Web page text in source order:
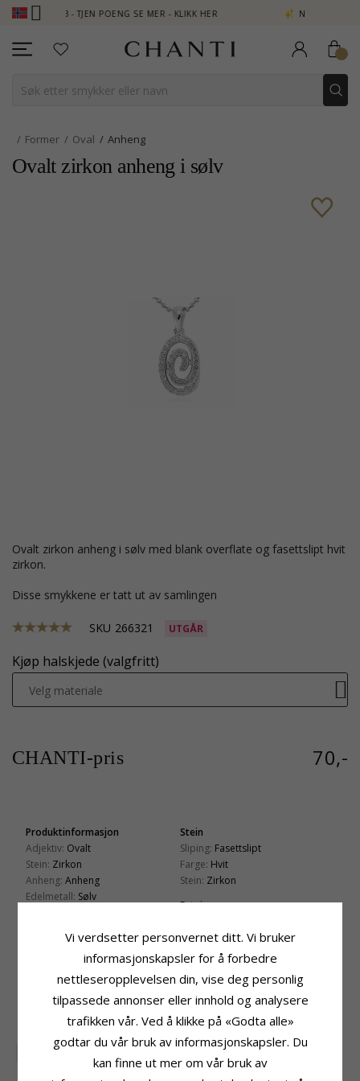
- TJEN POENG SE MER - KLIKK HER NEW COLLECTION |
Former Oval Anheng
Ovalt zirkon anheng i sølv
ovalt zirkon anheng i sølv med blank overflate og fasettslipt hvit
zirkon.
Disse smykkene er tatt ut av samlingen
SKU 266321 UTGÅR
Kjøp halskjede (valgfritt)
Velg materiale
CHANTI-pris 70,-
Produktinformasjon
Adjektiv: Ovalt
Stein: Zirkon
Anheng: Anheng
Edelmetall: Sølv
Stein
Sliping: Fasettslipt
Farge: Hvit
Stein: Zirkon
Fatning
Bredde: 9,0 mm
Leveringstid:Ca. 5-10 Hverdager
KUNDER KJØPER OGSÅ
Vi verdsetter personvernet ditt. Vi bruker
informasjonskapsler for å forbedre
nettleseropplevelsen din, vise deg personlig
tilpassede annonser eller innhold og analysere
trafikken vår. Ved å klikke på «Godta alle»
godtar du vår bruk av informasjonskapsler. Du
kan finne ut mer om vår bruk av